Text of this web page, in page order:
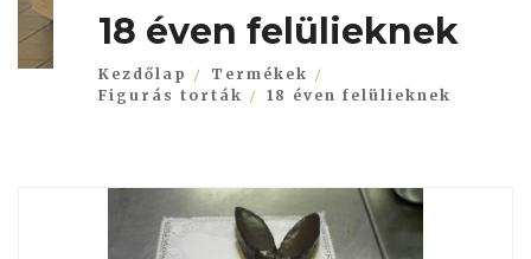
18 éven felülieknek
Kezdőlap
Termékek
Figurás torták
18 éven felülieknek